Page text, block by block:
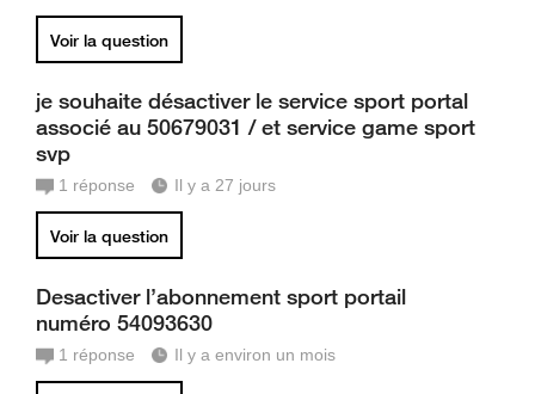
Voir la question
je souhaite désactiver le service sport portal
associé au 50679031 / et service game sport
svp
1 réponse Il y a 27 jours
Voir la question
Desactiver l’abonnement sport portail
numéro 54093630
1 réponse Il y a environ un mois